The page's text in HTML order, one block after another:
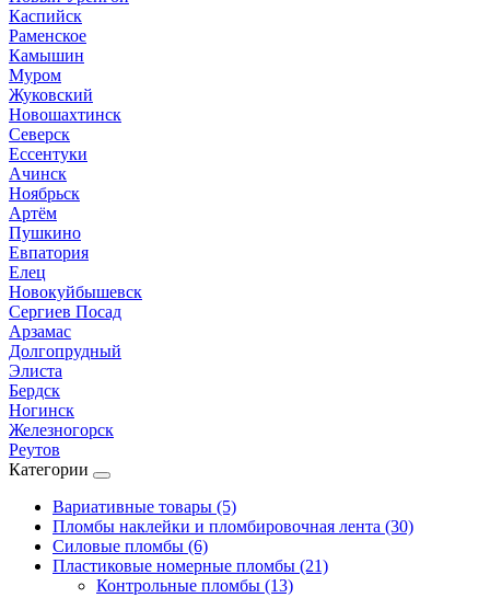
Каспийск
Раменское
Камышин
Муром
Жуковский
Новошахтинск
Северск
Ессентуки
Ачинск
Ноябрьск
Артём
Пушкино
Евпатория
Елец
Новокуйбышевск
Сергиев Посад
Арзамас
Долгопрудный
Элиста
Бердск
Ногинск
Железногорск
Реутов
Категории
Вариативные товары (5)
Пломбы наклейки и пломбировочная лента (30)
Силовые пломбы (6)
Пластиковые номерные пломбы (21)
Контрольные пломбы (13)